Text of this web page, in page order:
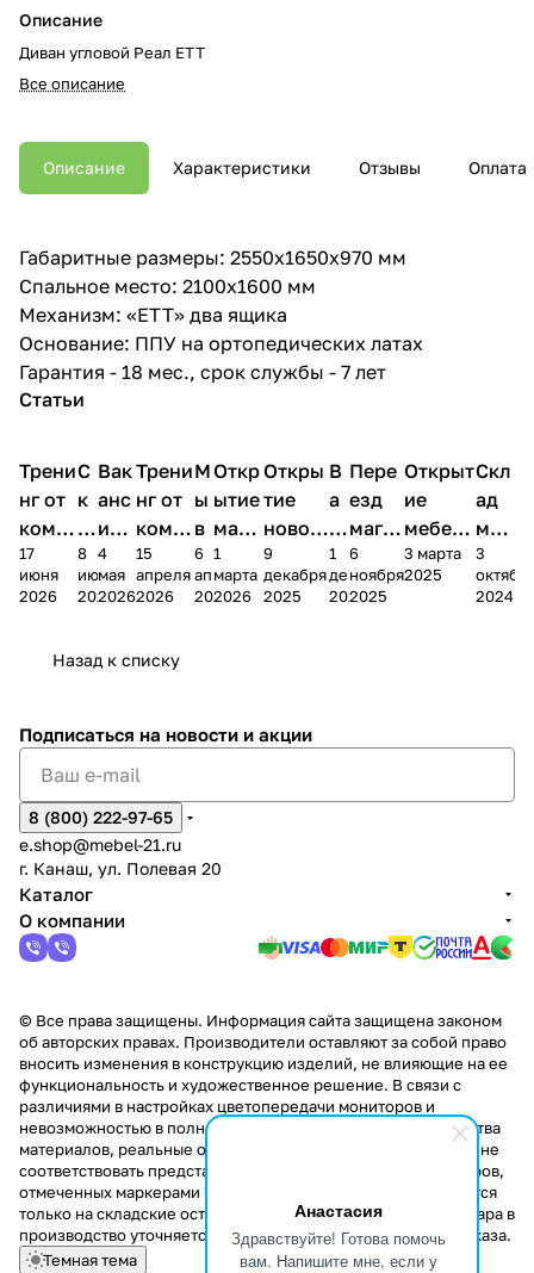
Анастасия
Здравствуйте! Готова помочь
вам. Напишите мне, если у
Описание
Диван угловой Реал ЕТТ
Все описание
Описание Характеристики Отзывы Оплата
Габаритные размеры: 2550х1650х970 мм
Спальное место: 2100х1600 мм
Механизм: «ЕТТ» два ящика
Основание: ППУ на ортопедических латах
Гарантия - 18 мес., срок службы - 7 лет
Статьи
Трени
нг от
комп
ании
Мело
17
июня
2026
С
к
и
д
к
2
8
июня
2026
Вак
анс
ия в
Чеб
окс
4
мая
2026
Трени
нг от
комп
ании
Мело
15
апреля
2026
М
ы
в
М
А
6
апреля
2026
Откр
ытие
мага
зина
в
1
марта
2026
Откры
тие
новог
о
магаз
9
декабря
2025
В
а
к
а
н
1
декабря
2025
Пере
езд
магаз
ина в
г.
6
ноября
2025
Открыт
ие
мебель
ного
салона
3 марта
2025
Скл
ад
меб
ели
пер
3
2024
Назад к списку
Подписаться на новости и акции
8 (800) 222-97-65
e.shop@mebel-21.ru
г. Канаш, ул. Полевая 20
Каталог
О компании
© Все права защищены. Информация сайта защищена законом
об авторских правах. Производители оставляют за собой право
вносить изменения в конструкцию изделий, не влияющие на ее
функциональность и художественное решение. В связи с
различиями в настройках цветопередачи мониторов и
невозможностью в полной мере передать некоторые свойства
материалов, реальные оттенки и текстуры продукции могут не
соответствовать представленным на сайте. Стоимость товаров,
отмеченных маркерами "Скидка!" и "Акция!" распространяется
только на складские остатки. Стоимость заказа данного товара в
производство уточняется у менеджера при оформлении заказа.
Темная тема